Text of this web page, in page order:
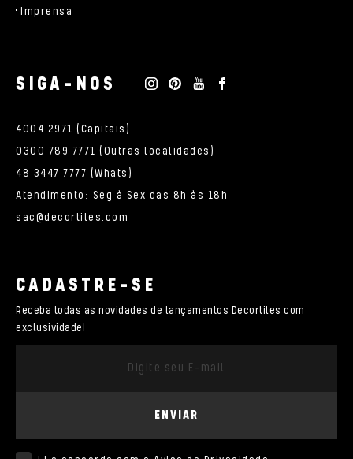
Imprensa
SIGA-NOS
4004 2971 (Capitais)
0300 789 7771 (Outras localidades)
48 3447 7777 (Whats)
Atendimento: Seg à Sex das 8h às 18h
sac@decortiles.com
CADASTRE-SE
Receba todas as novidades de lançamentos Decortiles com
exclusividade!
ENVIAR